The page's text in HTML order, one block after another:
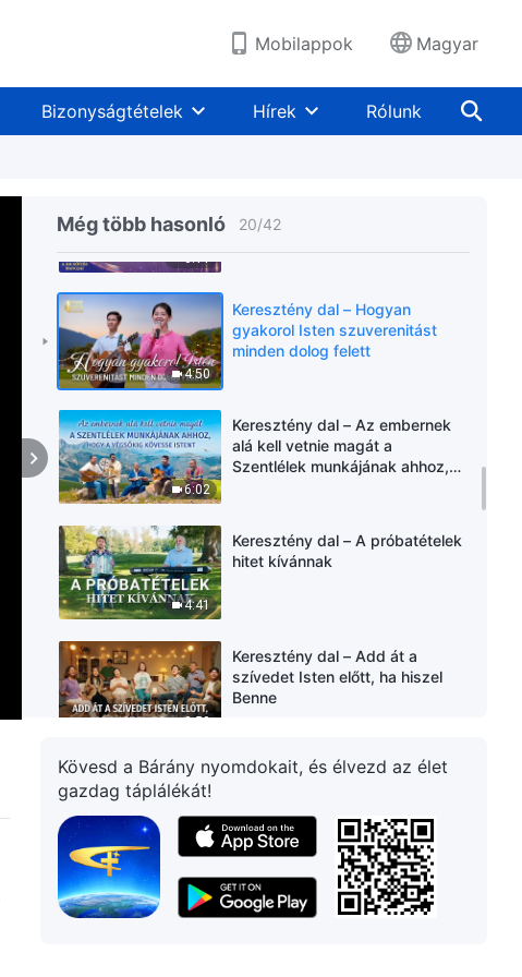
Mobilappok Magyar
Bizonyságtételek Hírek Rólunk
Még több hasonló 20/42
kívánja, hogy több ember nyerje
el üdvösségét
6:11
vagy a küldetésednek? | 2026 A
dicsőítés hangjai
4:50
Keresztény dal – Hogyan
gyakorol Isten szuverenitást
minden dolog felett
6:02
Keresztény dal – Az embernek
alá kell vetnie magát a
Szentlélek munkájának ahhoz,
4:41
Keresztény dal – A próbatételek
hitet kívánnak
3:50
Keresztény dal – Add át a
szívedet Isten előtt, ha hiszel
Benne
10:09
Keresztény dal – Az embereknek
értékét
Keresztény dal – A testté lett
Isten csendben munkálkodik az
Kövesd a Bárány nyomdokait, és élvezd az élet
gazdag táplálékát!